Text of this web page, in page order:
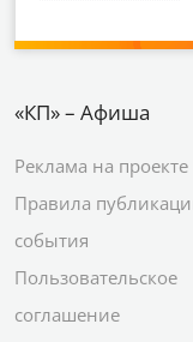
«КП» – Афиша
Реклама на проекте
Правила
события
Пользовательское
соглашение